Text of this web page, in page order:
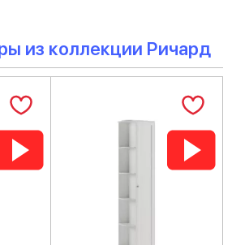
из коллекции Ричард